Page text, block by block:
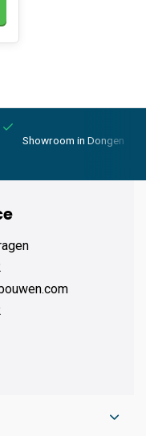
Showroom in Dongen